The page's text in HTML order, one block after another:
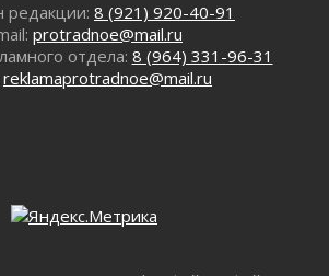
козодоя вылупились во
районе Ленобласти
кризиса в Ленинградской
редакции: 8 (921) 920-40-91
protradnoe@mail.ru
отдела: 8 (964) 331-96-31
reklamaprotradnoe@mail.ru